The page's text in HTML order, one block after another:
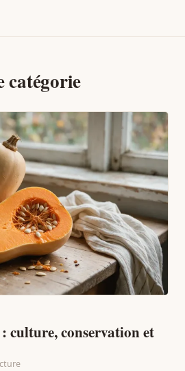
catégorie
culture, conservation et